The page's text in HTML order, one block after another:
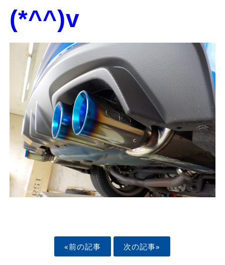
(*^^)v
«前の記事 次の記事»